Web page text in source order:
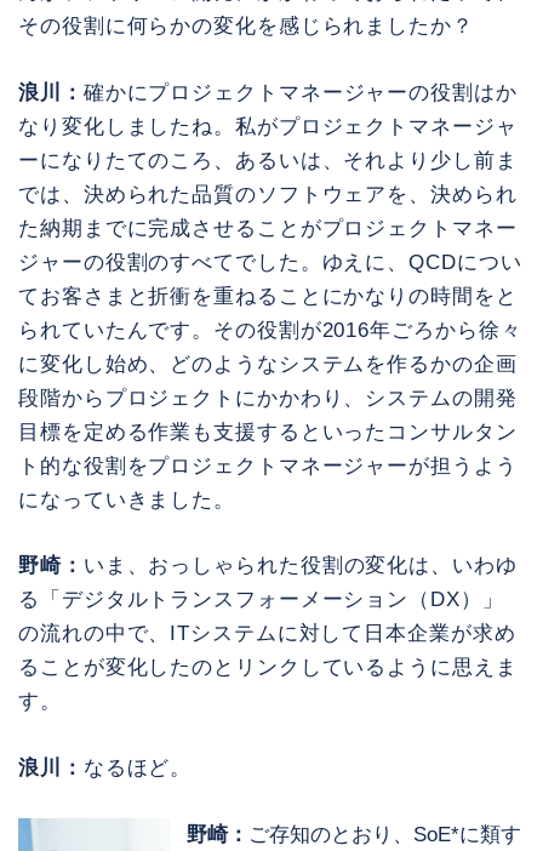
その役割に何らかの変化を感じられましたか？
浪川： 確かにプロジェクトマネージャーの役割はか
なり変化しましたね。私がプロジェクトマネージャ
ーになりたてのころ、あるいは、それより少し前ま
では、決められた品質のソフトウェアを、決められ
た納期までに完成させることがプロジェクトマネー
ジャーの役割のすべてでした。ゆえに、QCDについ
てお客さまと折衝を重ねることにかなりの時間をと
られていたんです。その役割が2016年ごろから徐々
に変化し始め、どのようなシステムを作るかの企画
段階からプロジェクトにかかわり、システムの開発
目標を定める作業も支援するといったコンサルタン
ト的な役割をプロジェクトマネージャーが担うよう
になっていきました。
野崎： いま、おっしゃられた役割の変化は、いわゆ
る「デジタルトランスフォーメーション（DX）」
の流れの中で、ITシステムに対して日本企業が求め
ることが変化したのとリンクしているように思えま
す。
浪川： なるほど。
野崎： ご存知のとおり、SoE*に類す